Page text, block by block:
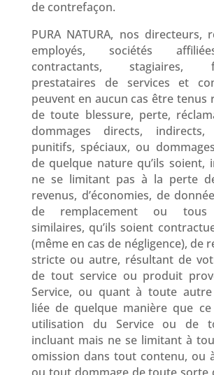
de contrefaçon.
PURA NATURA, nos directeurs,
employés, sociétés
contractants, stagiaires,
prestataires de services et
peuvent en aucun cas être tenus
de toute blessure, perte,
dommages directs, indirects,
punitifs, spéciaux, ou
de quelque nature qu’ils soient,
ne se limitant pas à la perte
revenus, d’économies, de
de remplacement ou tous
similaires, qu’ils soient
(même en cas de négligence), de
stricte ou autre, résultant de
de tout service ou produit
Service, ou quant à toute
liée de quelque manière que
utilisation du Service ou de
incluant mais ne se limitant à
omission dans tout contenu, ou